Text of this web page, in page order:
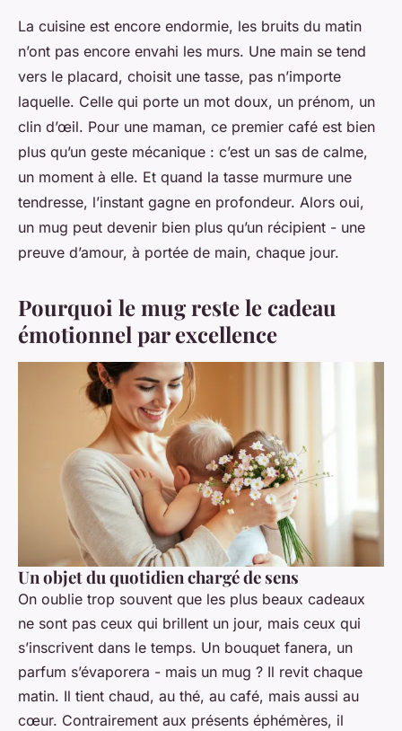
La cuisine est encore endormie, les bruits du matin
n’ont pas encore envahi les murs. Une main se tend
vers le placard, choisit une tasse, pas n’importe
laquelle. Celle qui porte un mot doux, un prénom, un
clin d’œil. Pour une maman, ce premier café est bien
plus qu’un geste mécanique : c’est un sas de calme,
un moment à elle. Et quand la tasse murmure une
tendresse, l’instant gagne en profondeur. Alors oui,
un mug peut devenir bien plus qu’un récipient - une
preuve d’amour, à portée de main, chaque jour.
Pourquoi le mug reste le cadeau
émotionnel par excellence
Un objet du quotidien chargé de sens
On oublie trop souvent que les plus beaux cadeaux
ne sont pas ceux qui brillent un jour, mais ceux qui
s’inscrivent dans le temps. Un bouquet fanera, un
parfum s’évaporera - mais un mug ? Il revit chaque
matin. Il tient chaud, au thé, au café, mais aussi au
cœur. Contrairement aux présents éphémères, il